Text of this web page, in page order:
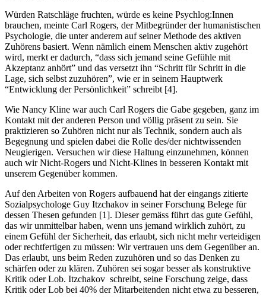
Würden Ratschläge fruchten, würde es keine Psychlog:Innen
brauchen, meinte Carl Rogers, der Mitbegründer der humanistischen
Psychologie, die unter anderem auf seiner Methode des aktiven
Zuhörens basiert. Wenn nämlich einem Menschen aktiv zugehört
wird, merkt er dadurch, “dass sich jemand seine Gefühle mit
Akzeptanz anhört” und das versetzt ihn “Schritt für Schritt in die
Lage, sich selbst zuzuhören”, wie er in seinem Hauptwerk
“Entwicklung der Persönlichkeit” schreibt [4].
Wie Nancy Kline war auch Carl Rogers die Gabe gegeben, ganz im
Kontakt mit der anderen Person und völlig präsent zu sein. Sie
praktizieren so Zuhören nicht nur als Technik, sondern auch als
Begegnung und spielen dabei die Rolle des/der nichtwissenden
Neugierigen. Versuchen wir diese Haltung einzunehmen, können
auch wir Nicht-Rogers und Nicht-Klines in besseren Kontakt mit
unserem Gegenüber kommen.
Auf den Arbeiten von Rogers aufbauend hat der eingangs zitierte
Sozialpsychologe Guy Itzchakov in seiner Forschung Belege für
dessen Thesen gefunden [1]. Dieser gemäss führt das gute Gefühl,
das wir unmittelbar haben, wenn uns jemand wirklich zuhört, zu
einem Gefühl der Sicherheit, das erlaubt, sich nicht mehr verteidigen
oder rechtfertigen zu müssen: Wir vertrauen uns dem Gegenüber an.
Das erlaubt, uns beim Reden zuzuhören und so das Denken zu
schärfen oder zu klären. Zuhören sei sogar besser als konstruktive
Kritik oder Lob. Itzchakov schreibt, seine Forschung zeige, dass
Kritik oder Lob bei 40% der Mitarbeitenden nicht etwa zu besseren,